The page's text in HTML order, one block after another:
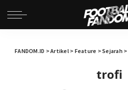
FANDOM.ID >Artikel> Feature >Sejarah>
trofi